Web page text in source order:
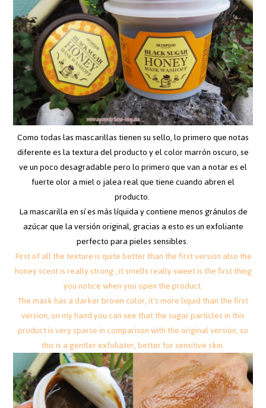
Como todas las mascarillas tienen su sello, lo primero que notas
diferente es la textura del producto y el color marrón oscuro, se
ve un poco desagradable pero lo primero que van a notar es el
fuerte olor a miel o jalea real que tiene cuando abren el
producto.
La mascarilla en sí es más líquida y contiene menos gránulos de
azúcar que la versión original, gracias a esto es un exfoliante
perfecto para pieles sensibles.
First of all the texture is quite better than the first version also the
honey scent is really strong , it smells really sweet is the first thing
you notice when you open the product.
The mask has a darker brown color, it's more liquid than the first
version, on my hand you can see that the sugar particles in this
product is very sparse in comparison with the original version, so
this is a gentler exfoliater, better for sensitive skin.